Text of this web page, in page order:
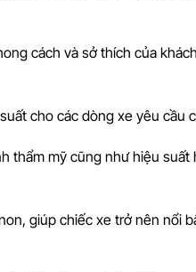
cách và sở thích của
cho các dòng xe yêu cầu
thẩm mỹ cũng như hiệu suất
giúp chiếc xe trở nên nổi